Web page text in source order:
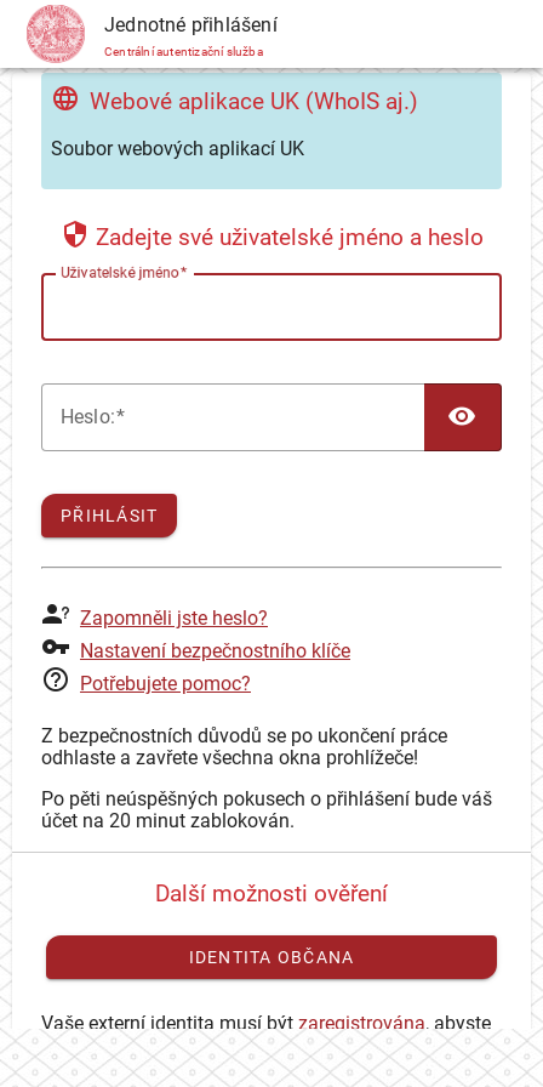
CAS Jednotné přihlášení
Centrální autentizační služba
Webové aplikace UK (WhoIS aj.)
Soubor webových aplikací UK
Zadejte své uživatelské jméno a heslo
Uživatelské jméno
Heslo:
PŘIHLÁSIT
Zapomněli jste heslo?
Nastavení bezpečnostního klíče
Potřebujete pomoc?
Z bezpečnostních důvodů se po ukončení práce
odhlaste a zavřete všechna okna prohlížeče!
Po pěti neúspěšných pokusech o přihlášení bude váš
účet na 20 minut zablokován.
Další možnosti ověření
IDENTITA OBČANA
Vaše externí identita musí být zaregistrována, abyste
se mohli přihlásit ke svému CAS účtu.